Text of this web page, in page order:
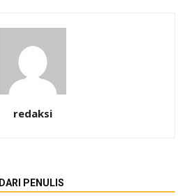
redaksi
DARI PENULIS